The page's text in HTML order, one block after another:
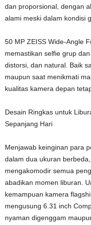
dan proporsional, dengan
alami meski dalam kondisi
50 MP ZEISS Wide-Angle
memastikan selfie grup
distorsi, dan natural. Baik
maupun saat menikmati
kualitas kamera depan
Desain Ringkas untuk
Sepanjang Hari
Menjawab keinginan para
dalam dua ukuran
mengakomodir semua
abadikan momen liburan.
kemampuan kamera
mengusung 6.31 inch
nyaman digenggam